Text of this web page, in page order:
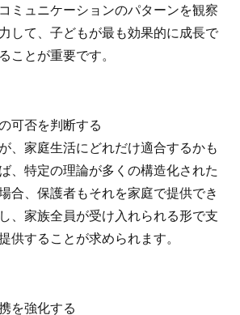
ミュニケーションのパターンを観察
して、子どもが最も効果的に成長で
ことが重要です。
可否を判断する
、家庭生活にどれだけ適合するかも
、特定の理論が多くの構造化された
合、保護者もそれを家庭で提供でき
、家族全員が受け入れられる形で支
供することが求められます。
を強化する